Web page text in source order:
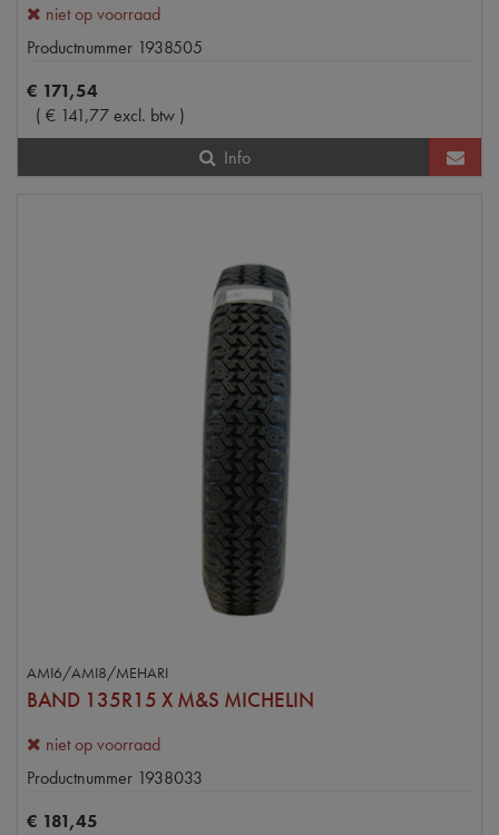
niet op voorraad
Productnummer 1938505
€ 171,54
( € 141,77excl. btw )
Info
AMI6/AMI8/MEHARI
BAND 135R15 X M&S MICHELIN
niet op voorraad
Productnummer 1938033
€ 181,45